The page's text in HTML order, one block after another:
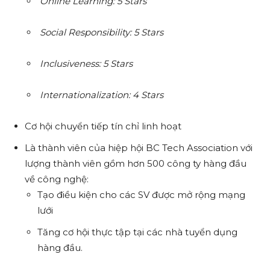
Social Responsibility: 5 Stars
Inclusiveness: 5 Stars
Internationalization: 4 Stars
Cơ hội chuyển tiếp tín chỉ linh hoạt
Là thành viên của hiệp hội BC Tech Association với
lượng thành viên gồm hơn 500 công ty hàng đầu
về công nghệ:
Tạo điều kiện cho các SV được mở rộng mạng
lưới
Tăng cơ hội thực tập tại các nhà tuyển dụng
hàng đầu.